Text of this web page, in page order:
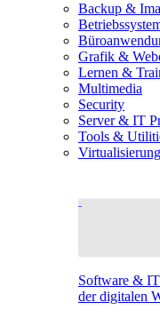
Backup &
Grafik &
Lernen &
Multimedia
Security
Server & IT
Tools &
Virtualisierung
Software &
der digitalen